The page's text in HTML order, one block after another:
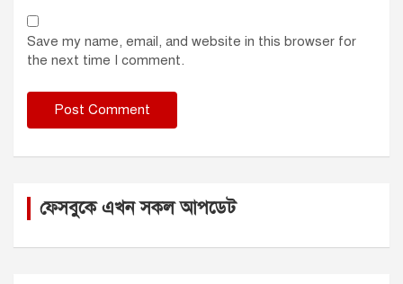
Save my name, email, and website in this browser for
the next time I comment.
ফেসবুকে এখন সকল আপডেট